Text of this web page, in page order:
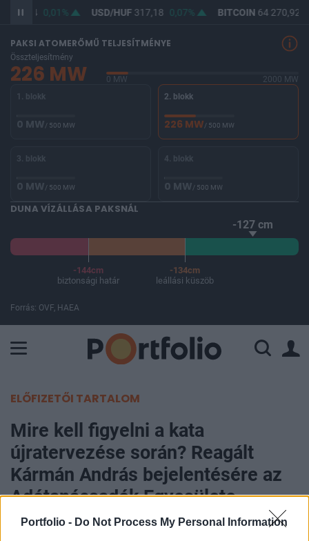
Portfolio - Do Not Process My Personal Information
365,44 0,01% USD/HUF317,18 0,07% BITCOIN64 270,92
PAKSI ATOMERŐMŰ TELJESÍTMÉNYE
Összteljesítmény
226 MW 0 MW
2000 MW
1. blokk
0 MW/ 500 MW
2. blokk
226 MW/ 500 MW
3. blokk
0 MW/ 500 MW
4. blokk
0 MW/ 500 MW
DUNA VÍZÁLLÁSA PAKSNÁL
-127 cm
-144cm
biztonsági határ
-134cm
leállási küszöb
Forrás: OVF, HAEA
ELŐFIZETŐI TARTALOM
Mire kell figyelni a kata
újratervezése során? Reagált
Kármán András bejelentésére az
Adótanácsadók Egyesülete